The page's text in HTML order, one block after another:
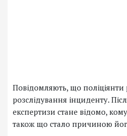
Повідомляють, що
розслідування інциденту.
експертизи стане відомо,
також що стало причиною